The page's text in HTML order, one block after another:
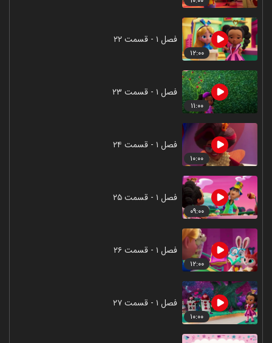
۱۲:۰۰
فصل ۱ - قسمت ۲۲
۱۱:۰۰
فصل ۱ - قسمت ۲۳
۱۰:۰۰
فصل ۱ - قسمت ۲۴
۰۹:۰۰
فصل ۱ - قسمت ۲۵
۱۲:۰۰
فصل ۱ - قسمت ۲۶
۱۰:۰۰
فصل ۱ - قسمت ۲۷